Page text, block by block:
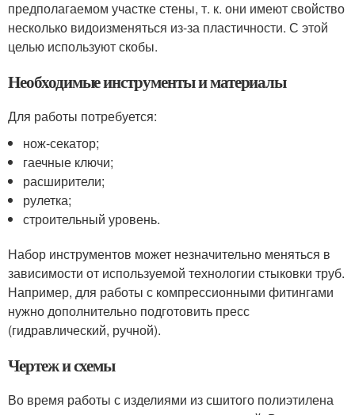
предполагаемом участке стены, т. к. они имеют свойство
несколько видоизменяться из-за пластичности. С этой
целью используют скобы.
Необходимые инструменты и материалы
Для работы потребуется:
нож-секатор;
гаечные ключи;
расширители;
рулетка;
строительный уровень.
Набор инструментов может незначительно меняться в
зависимости от используемой технологии стыковки труб.
Например, для работы с компрессионными фитингами
нужно дополнительно подготовить пресс
(гидравлический, ручной).
Чертеж и схемы
Во время работы с изделиями из сшитого полиэтилена